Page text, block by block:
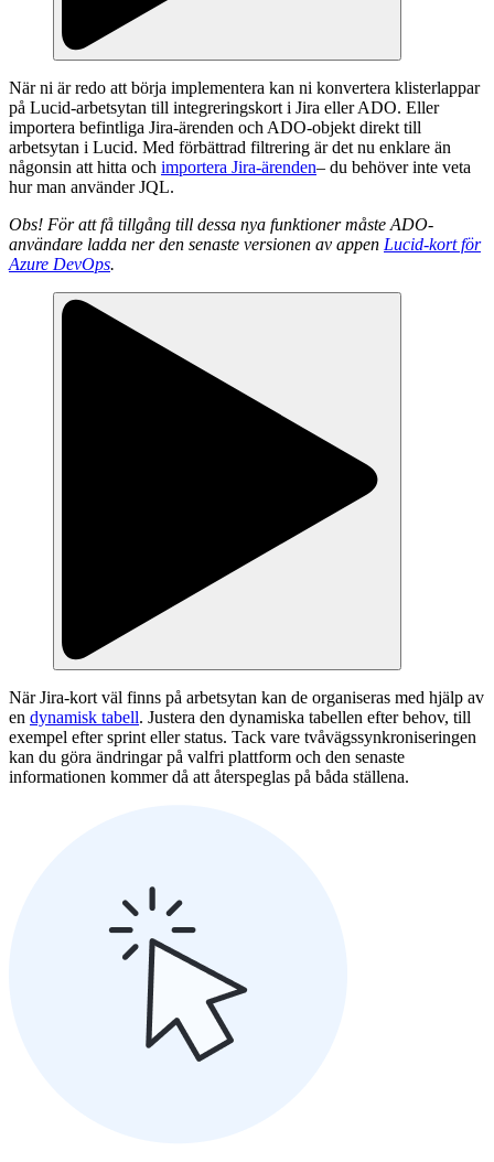
När ni är redo att börja implementera kan ni konvertera klisterlappar
på Lucid-arbetsytan till integreringskort i Jira eller ADO. Eller
importera befintliga Jira-ärenden och ADO-objekt direkt till
arbetsytan i Lucid. Med förbättrad filtrering är det nu enklare än
någonsin att hitta och importera Jira-ärenden– du behöver inte veta
hur man använder JQL.
Obs! För att få tillgång till dessa nya funktioner måste ADO-
användare ladda ner den senaste versionen av appen Lucid-kort för
Azure DevOps.
När Jira-kort väl finns på arbetsytan kan de organiseras med hjälp av
en dynamisk tabell. Justera den dynamiska tabellen efter behov, till
exempel efter sprint eller status. Tack vare tvåvägssynkroniseringen
kan du göra ändringar på valfri plattform och den senaste
informationen kommer då att återspeglas på båda ställena.